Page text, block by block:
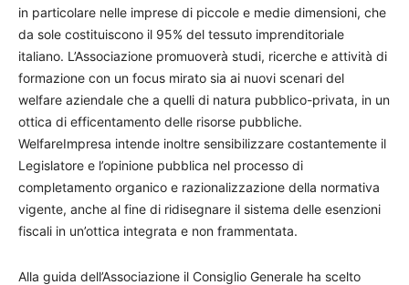
in particolare nelle imprese di piccole e medie dimensioni, che
da sole costituiscono il 95% del tessuto imprenditoriale
italiano. L’Associazione promuoverà studi, ricerche e attività di
formazione con un focus mirato sia ai nuovi scenari del
welfare aziendale che a quelli di natura pubblico-privata, in un
ottica di efficentamento delle risorse pubbliche.
WelfareImpresa intende inoltre sensibilizzare costantemente il
Legislatore e l’opinione pubblica nel processo di
completamento organico e razionalizzazione della normativa
vigente, anche al fine di ridisegnare il sistema delle esenzioni
fiscali in un’ottica integrata e non frammentata.
Alla guida dell’Associazione il Consiglio Generale ha scelto